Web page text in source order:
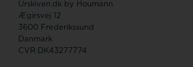
Urskiven.dk by Houmann
Ægirsvej 12
3600 Frederikssund
Danmark
CVR DK43277774